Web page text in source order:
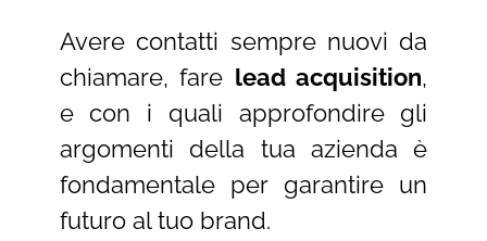
Avere contatti sempre nuovi da
chiamare, fare lead acquisition,
e con i quali approfondire gli
argomenti della tua azienda è
fondamentale per garantire un
futuro al tuo brand.